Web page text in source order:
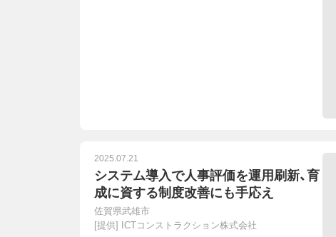
2025.07.21
システム導入で人事評価を運用刷新、育
成に資する制度改善にも手応え
佐賀県武雄市
[提供]
ICTコンストラクション株式会社